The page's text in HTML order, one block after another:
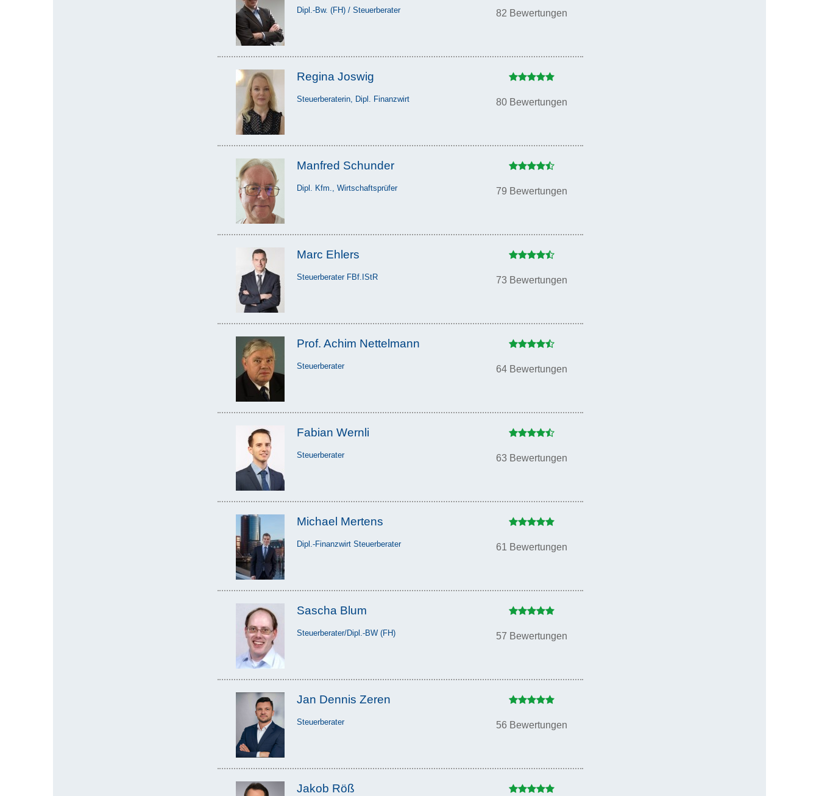
Dipl.-Bw. (FH) / Steuerberater 82 Bewertungen
Regina Joswig
Steuerberaterin, Dipl. Finanzwirt 80 Bewertungen
Manfred Schunder
Dipl. Kfm., Wirtschaftsprüfer 79 Bewertungen
Marc Ehlers
Steuerberater FBf.IStR 73 Bewertungen
Prof. Achim Nettelmann
Steuerberater 64 Bewertungen
Fabian Wernli
Steuerberater 63 Bewertungen
Michael Mertens
Dipl.-Finanzwirt Steuerberater 61 Bewertungen
Sascha Blum
Steuerberater/Dipl.-BW (FH) 57 Bewertungen
Jan Dennis Zeren
Steuerberater 56 Bewertungen
Jakob Röß